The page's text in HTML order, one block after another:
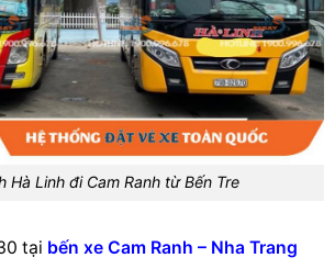
Hà Linh đi Cam Ranh từ Bến Tre
tại bến xe Cam Ranh – Nha Trang